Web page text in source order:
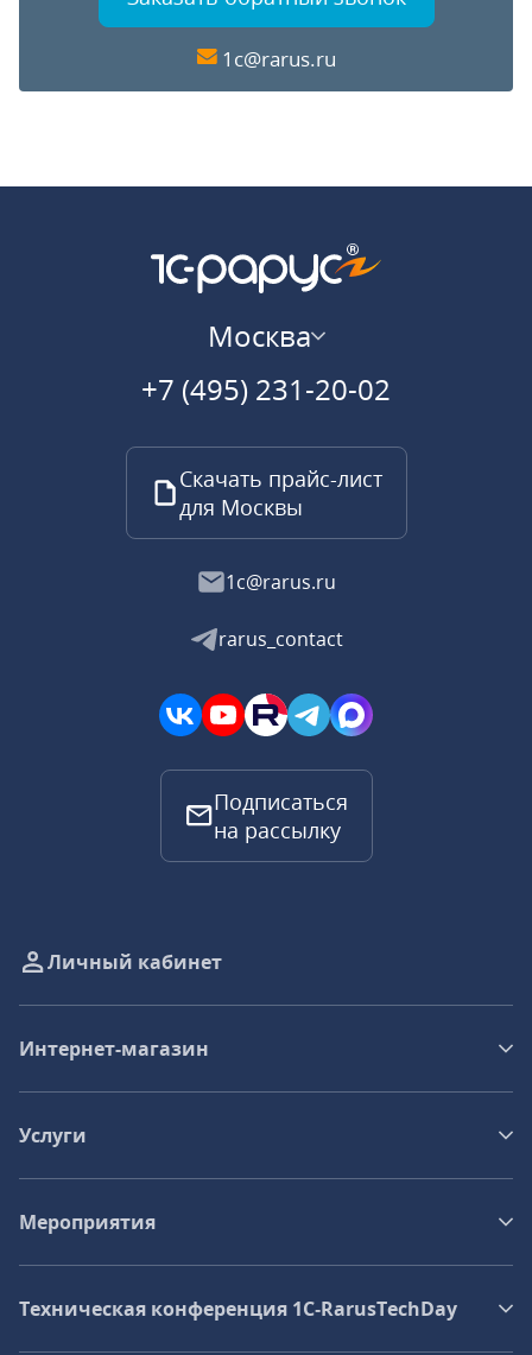
1c@rarus.ru
Москва
+7 (495) 231-20-02
Скачать прайс-лист
для Москвы
1c@rarus.ru
rarus_contact
Подписаться
на рассылку
Личный кабинет
Интернет-магазин
Услуги
Мероприятия
Техническая конференция 1C‑RarusTechDay